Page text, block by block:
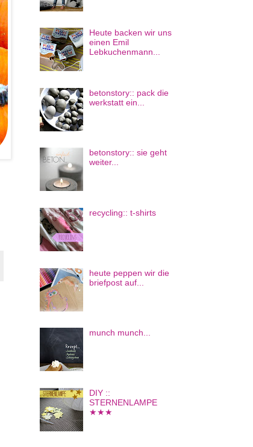
Heute backen wir uns
einen Emil
Lebkuchenmann...
betonstory:: pack die
werkstatt ein...
betonstory:: sie geht
weiter...
recycling:: t-shirts
heute peppen wir die
briefpost auf...
munch munch...
DIY ::
STERNENLAMPE
★★★